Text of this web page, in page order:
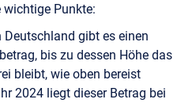
wichtige Punkte:
Deutschland gibt es einen
bis zu dessen Höhe das
bleibt, wie oben bereist
2024 liegt dieser Betrag bei